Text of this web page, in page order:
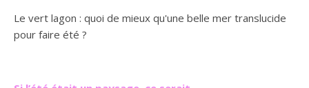
Le vert lagon : quoi de mieux qu'une belle mer translucide
pour faire été ?